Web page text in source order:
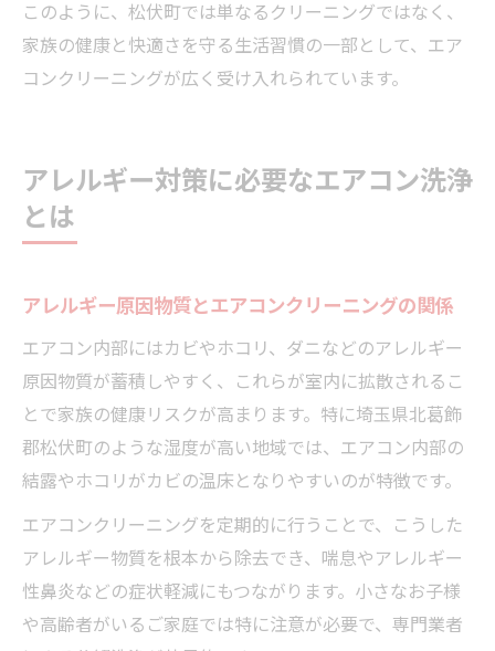
このように、松伏町では単なるクリーニングではなく、
家族の健康と快適さを守る生活習慣の一部として、エア
コンクリーニングが広く受け入れられています。
アレルギー対策に必要なエアコン洗浄
とは
アレルギー原因物質とエアコンクリーニングの関係
エアコン内部にはカビやホコリ、ダニなどのアレルギー
原因物質が蓄積しやすく、これらが室内に拡散されるこ
とで家族の健康リスクが高まります。特に埼玉県北葛飾
郡松伏町のような湿度が高い地域では、エアコン内部の
結露やホコリがカビの温床となりやすいのが特徴です。
エアコンクリーニングを定期的に行うことで、こうした
アレルギー物質を根本から除去でき、喘息やアレルギー
性鼻炎などの症状軽減にもつながります。小さなお子様
や高齢者がいるご家庭では特に注意が必要で、専門業者